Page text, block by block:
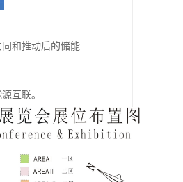
和推动后的储能
互联。